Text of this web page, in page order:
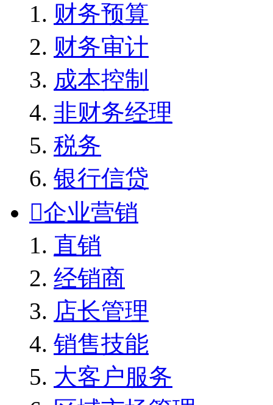
财务预算
财务审计
成本控制
非财务经理
税务
银行信贷
企业营销
直销
经销商
店长管理
销售技能
大客户服务